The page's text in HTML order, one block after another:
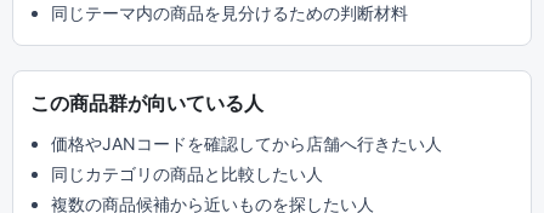
同じテーマ内の商品を見分けるための判断材料
この商品群が向いている人
価格やJANコードを確認してから店舗へ行きたい人
同じカテゴリの商品と比較したい人
複数の商品候補から近いものを探したい人